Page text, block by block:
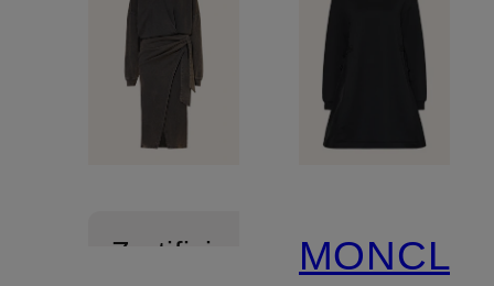
Zertifiziert